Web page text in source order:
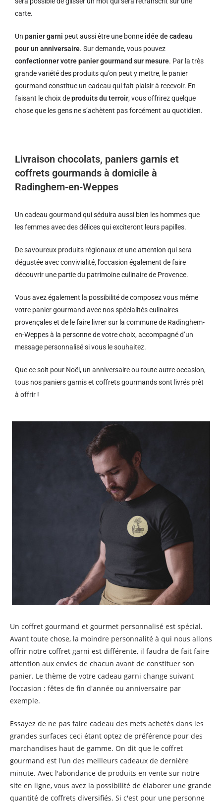
carte.
Un panier garni peut aussi être une bonne idée de cadeau
pour un anniversaire. Sur demande, vous pouvez
confectionner votre panier gourmand sur mesure. Par la très
grande variété des produits qu’on peut y mettre, le panier
gourmand constitue un cadeau qui fait plaisir à recevoir. En
faisant le choix deproduits du terroir, vous offrirez quelque
chose que les gens ne s’achètent pas forcément au quotidien.
Livraison chocolats, paniers garnis et
coffrets gourmands à domicile à
Radinghem-en-Weppes
Un cadeau gourmand qui séduira aussi bien les hommes que
les femmes avec des délices qui exciteront leurs papilles.
De savoureux produits régionaux et une attention qui sera
dégustée avec convivialité, l’occasion également de faire
découvrir une partie du patrimoine culinaire de Provence.
Vous avez également la possibilité de composez vous même
votre panier gourmand avec nos spécialités culinaires
provençales et de le faire livrer sur la commune de Radinghem-
en-Weppes à la personne de votre choix, accompagné d’un
message personnalisé si vous le souhaitez.
Que ce soit pour Noël, un anniversaire ou toute autre occasion,
tous nos paniers garnis et coffrets gourmands sont livrés prêt
à offrir !
Un coffret gourmand et gourmet personnalisé est spécial.
Avant toute chose, la moindre personnalité à qui nous allons
offrir notre coffret garni est différente, il faudra de fait faire
attention aux envies de chacun avant de constituer son
panier. Le thème de votre cadeau garni change suivant
l’occasion : fêtes de fin d'année ou anniversaire par
exemple.
Essayez de ne pas faire cadeau des mets achetés dans les
grandes surfaces ceci étant optez de préférence pour des
marchandises haut de gamme. On dit que le coffret
gourmand est l'un des meilleurs cadeaux de dernière
minute. Avec l'abondance de produits en vente sur notre
site en ligne, vous avez la possibilité de élaborer une grande
quantité de coffrets diversifiés. Si c'est pour une personne